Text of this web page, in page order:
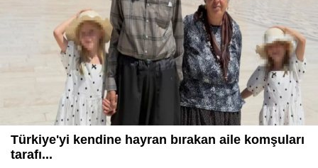
Türkiye'yi kendine hayran bırakan aile komşuları
tarafı...